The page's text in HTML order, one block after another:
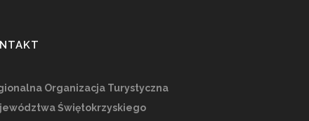
Organizacja Turystyczna
Świętokrzyskiego